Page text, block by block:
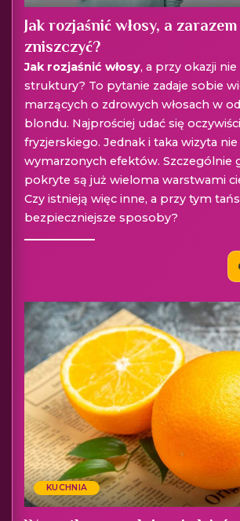
Jak rozjaśnić włosy, a
zniszczyć?
Jak rozjaśnić włosy, a przy okazji nie
struktury? To pytanie zadaje sobie
marzących o zdrowych włosach w
blondu. Najprościej udać się
fryzjerskiego. Jednak i taka wizyta
wymarzonych efektów. Szczególnie
pokryte są już wieloma warstwami
Czy istnieją więc inne, a przy tym
bezpieczniejsze sposoby?
KUCHNIA